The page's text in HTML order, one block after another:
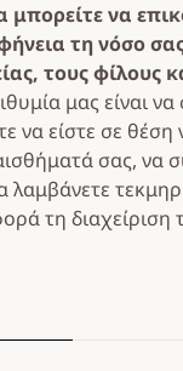
μπορείτε να
τη νόσο
τους φίλους
μας είναι να
να είστε σε θέση
σας, να
λαμβάνετε
τη διαχείριση